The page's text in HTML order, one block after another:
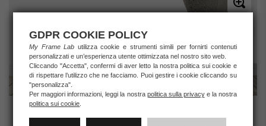
GDPR COOKIE POLICY
My Frame Lab utilizza cookie e strumenti simili per fornirti contenuti
personalizzati e un’esperienza utente ottimizzata nel nostro sito web.
Cliccando "Accetta", confermi di aver letto la nostra politica sui cookie e
di rispettare l’utilizzo che ne facciamo. Puoi gestire i cookie cliccando su
"personalizza".
Per maggiori informazioni, leggi la nostra politica sulla privacye la nostra
politica sui cookie